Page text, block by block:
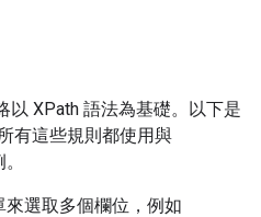
XPath 語法為基礎。以下是
有這些規則都使用與
選取多個欄位，例如